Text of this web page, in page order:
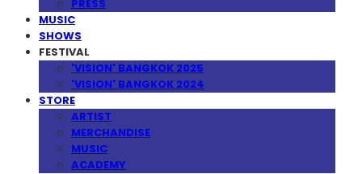
PRESS
MUSIC
SHOWS
FESTIVAL
'VISION' BANGKOK 2025
'VISION' BANGKOK 2024
STORE
ARTIST
MERCHANDISE
MUSIC
ACADEMY